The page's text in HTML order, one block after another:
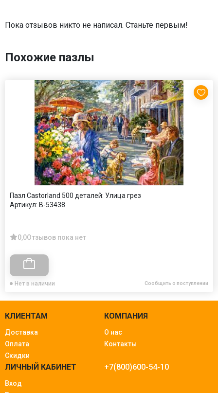
Пока отзывов никто не написал. Станьте первым!
Похожие пазлы
Пазл Castorland 500 деталей: Улица грез
Артикул: B-53438
0,0Отзывов пока нет
Нет в наличии Сообщить о поступлении
КЛИЕНТАМ
Доставка
Оплата
Скидки
КОМПАНИЯ
О нас
Контакты
ЛИЧНЫЙ КАБИНЕТ
Вход
+7(800)600-54-10